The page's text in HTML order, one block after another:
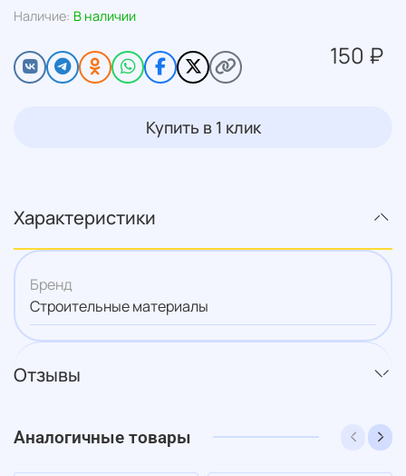
Наличие: В наличии
150 ₽
Купить в 1 клик
Характеристики
Бренд
Строительные материалы
Отзывы
Аналогичные товары